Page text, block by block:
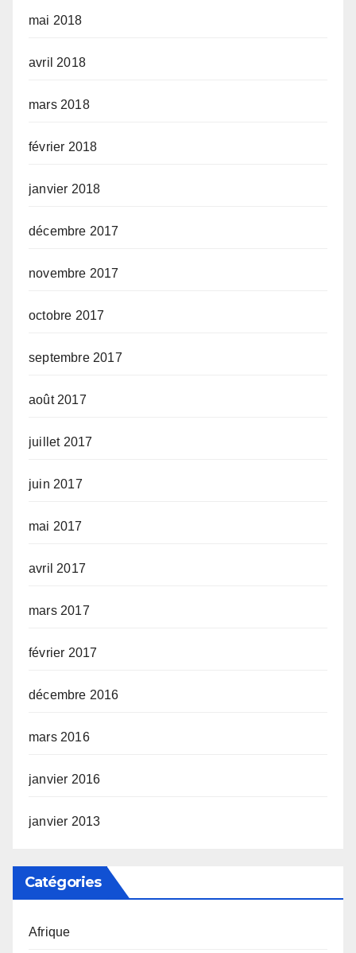
mai 2018
avril 2018
mars 2018
février 2018
janvier 2018
décembre 2017
novembre 2017
octobre 2017
septembre 2017
août 2017
juillet 2017
juin 2017
mai 2017
avril 2017
mars 2017
février 2017
décembre 2016
mars 2016
janvier 2016
janvier 2013
Catégories
Afrique